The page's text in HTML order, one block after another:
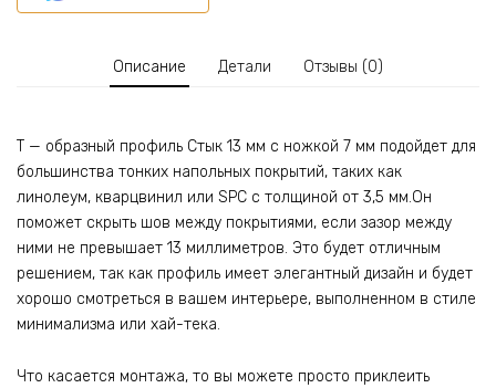
Шампань
Описание Детали Отзывы (0)
Т — образный профиль Стык 13 мм с ножкой 7 мм подойдет для
большинства тонких напольных покрытий, таких как
линолеум, кварцвинил или SPC с толщиной от 3,5 мм.Он
поможет скрыть шов между покрытиями, если зазор между
ними не превышает 13 миллиметров. Это будет отличным
решением, так как профиль имеет элегантный дизайн и будет
хорошо смотреться в вашем интерьере, выполненном в стиле
минимализма или хай-тека.
Что касается монтажа, то вы можете просто приклеить